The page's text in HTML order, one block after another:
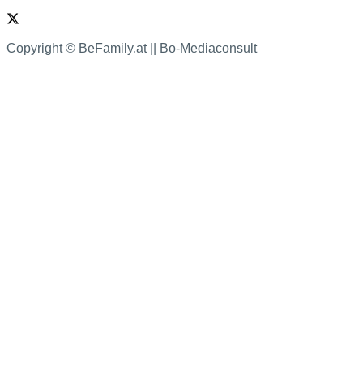
Copyright © BeFamily.at || Bo-Mediaconsult